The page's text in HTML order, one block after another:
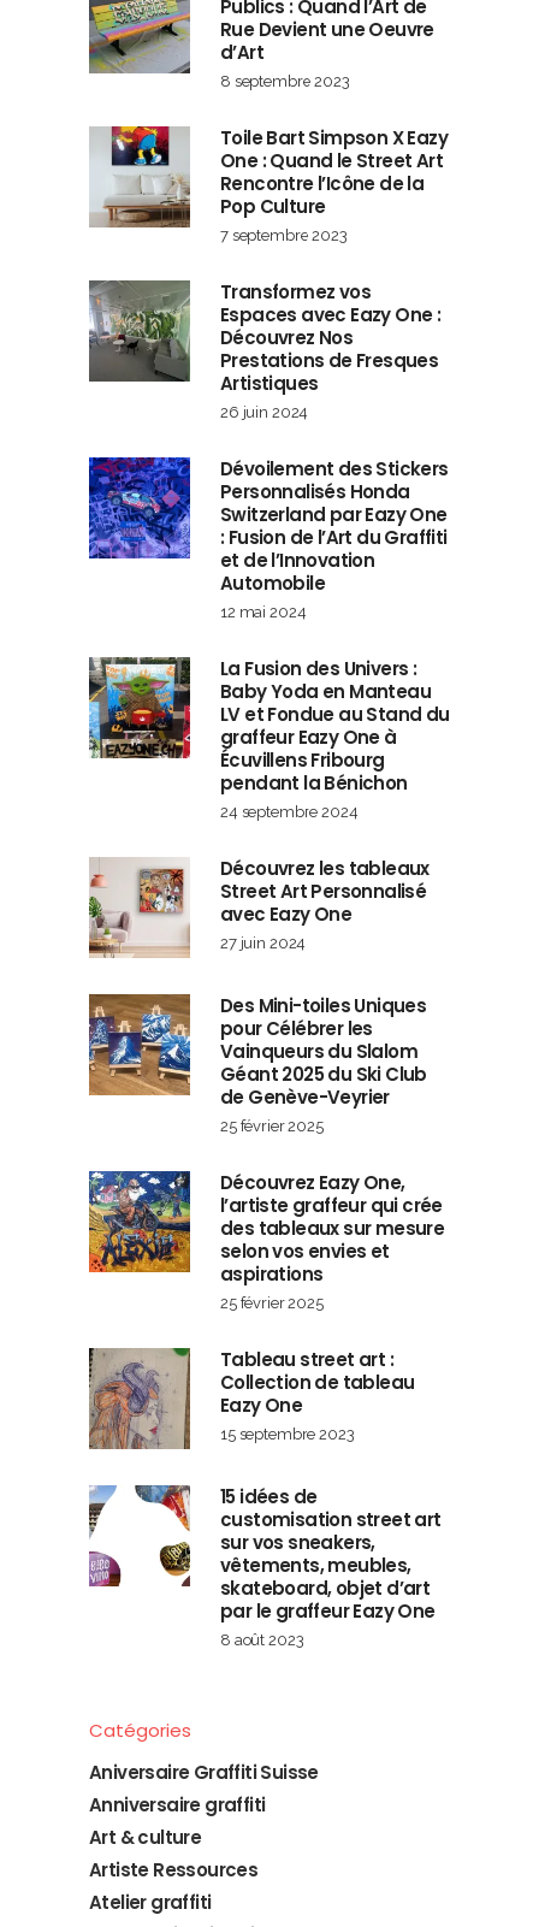
Publics : Quand l’Art de
Rue Devient une Oeuvre
d’Art
8 septembre 2023
Toile Bart Simpson X Eazy
One : Quand le Street Art
Rencontre l’Icône de la
Pop Culture
7 septembre 2023
Transformez vos
Espaces avec Eazy One :
Découvrez Nos
Prestations de Fresques
Artistiques
26 juin 2024
Dévoilement des Stickers
Personnalisés Honda
Switzerland par Eazy One
: Fusion de l’Art du Graffiti
et de l’Innovation
Automobile
12 mai 2024
La Fusion des Univers :
Baby Yoda en Manteau
LV et Fondue au Stand du
graffeur Eazy One à
Écuvillens Fribourg
pendant la Bénichon
24 septembre 2024
Découvrez les tableaux
Street Art Personnalisé
avec Eazy One
27 juin 2024
Des Mini-toiles Uniques
pour Célébrer les
Vainqueurs du Slalom
Géant 2025 du Ski Club
de Genève-Veyrier
25 février 2025
Découvrez Eazy One,
l’artiste graffeur qui crée
des tableaux sur mesure
selon vos envies et
aspirations
25 février 2025
Tableau street art :
Collection de tableau
Eazy One
15 septembre 2023
15 idées de
customisation street art
sur vos sneakers,
vêtements, meubles,
skateboard, objet d’art
par le graffeur Eazy One
8 août 2023
Catégories
Aniversaire Graffiti Suisse
Anniversaire graffiti
Art & culture
Artiste Ressources
Atelier graffiti